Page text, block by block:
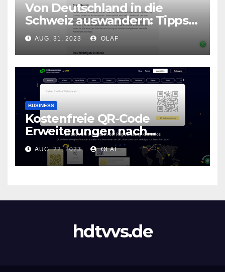
Von Deutschland in die
Schweiz auswandern: Tipps
und Infos von Deutschen, die
ausgewandert sind
AUG. 31, 2023 OLAF
BUSINESS
Kostenfreie QR-Code
Erweiterungen nach
Registrierung verfügbar
AUG. 22, 2023 OLAF
hdtvvs.de